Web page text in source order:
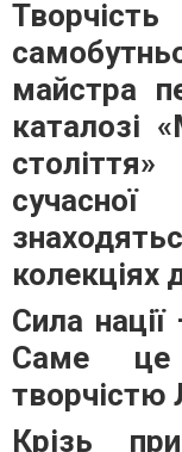
майстра
каталозі
колекціях
Сила нації
Саме це
творчістю
Крізь